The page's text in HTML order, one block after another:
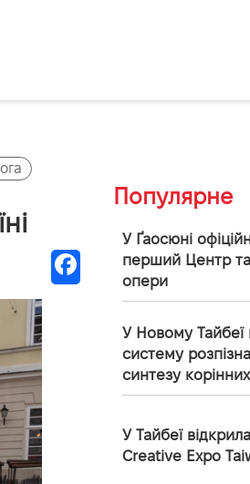
Популярне
У Ґаосюні
перший Центр
опери
У Новому Тайбеї
систему
синтезу
У Тайбеї
Creative Expo